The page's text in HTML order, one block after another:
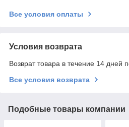
Все условия оплаты
Условия возврата
Возврат товара в течение 14 дней
Все условия возврата
Подобные товары компании